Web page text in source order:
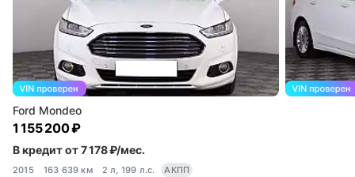
Ford Mondeo
1 155 200 ₽
В кредит от 7 178 ₽/мес.
2015 163 639 км 2 л, 199 л.с. АКПП